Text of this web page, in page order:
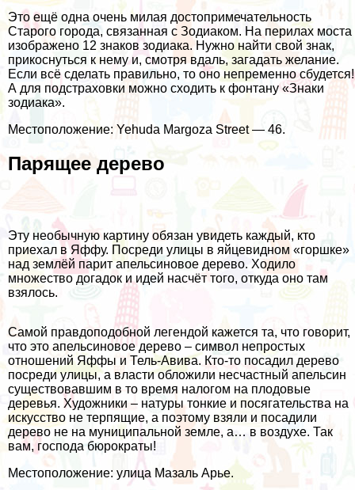
Это ещё одна очень милая достопримечательность
Старого города, связанная с Зодиаком. На перилах моста
изображено 12 знаков зодиака. Нужно найти свой знак,
прикоснуться к нему и, смотря вдаль, загадать желание.
Если всё сделать правильно, то оно непременно сбудется!
А для подстраховки можно сходить к фонтану «Знаки
зодиака».
Местоположение: Yehuda Margoza Street — 46.
Парящее дерево
Эту необычную картину обязан увидеть каждый, кто
приехал в Яффу. Посреди улицы в яйцевидном «горшке»
над землёй парит апельсиновое дерево. Ходило
множество догадок и идей насчёт того, откуда оно там
взялось.
Самой правдоподобной легендой кажется та, что говорит,
что это апельсиновое дерево – символ непростых
отношений Яффы и Тель-Авива. Кто-то посадил дерево
посреди улицы, а власти обложили несчастный апельсин
существовавшим в то время налогом на плодовые
деревья. Художники – натуры тонкие и посягательства на
искусство не терпящие, а поэтому взяли и посадили
дерево не на муниципальной земле, а… в воздухе. Так
вам, господа бюрократы!
Местоположение: улица Мазаль Арье.